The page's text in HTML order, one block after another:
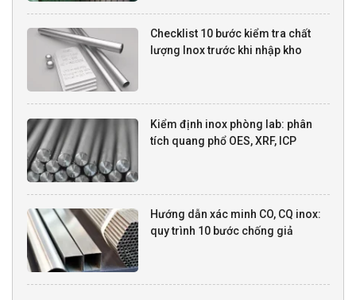
Checklist 10 bước kiểm tra chất
lượng Inox trước khi nhập kho
Kiểm định inox phòng lab: phân
tích quang phổ OES, XRF, ICP
Hướng dẫn xác minh CO, CQ inox:
quy trình 10 bước chống giả